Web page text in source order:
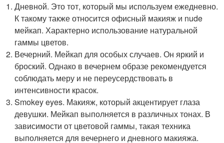
Дневной. Это тот, который мы используем ежедневно.
К такому также относится офисный макияж и nude
мейкап. Характерно использование натуральной
гаммы цветов.
Вечерний. Мейкап для особых случаев. Он яркий и
броский. Однако в вечернем образе рекомендуется
соблюдать меру и не переусердствовать в
интенсивности красок.
Smokey eyes. Макияж, который акцентирует глаза
девушки. Мейкап выполняется в различных тонах. В
зависимости от цветовой гаммы, такая техника
выполняется для вечернего и дневного макияжа.